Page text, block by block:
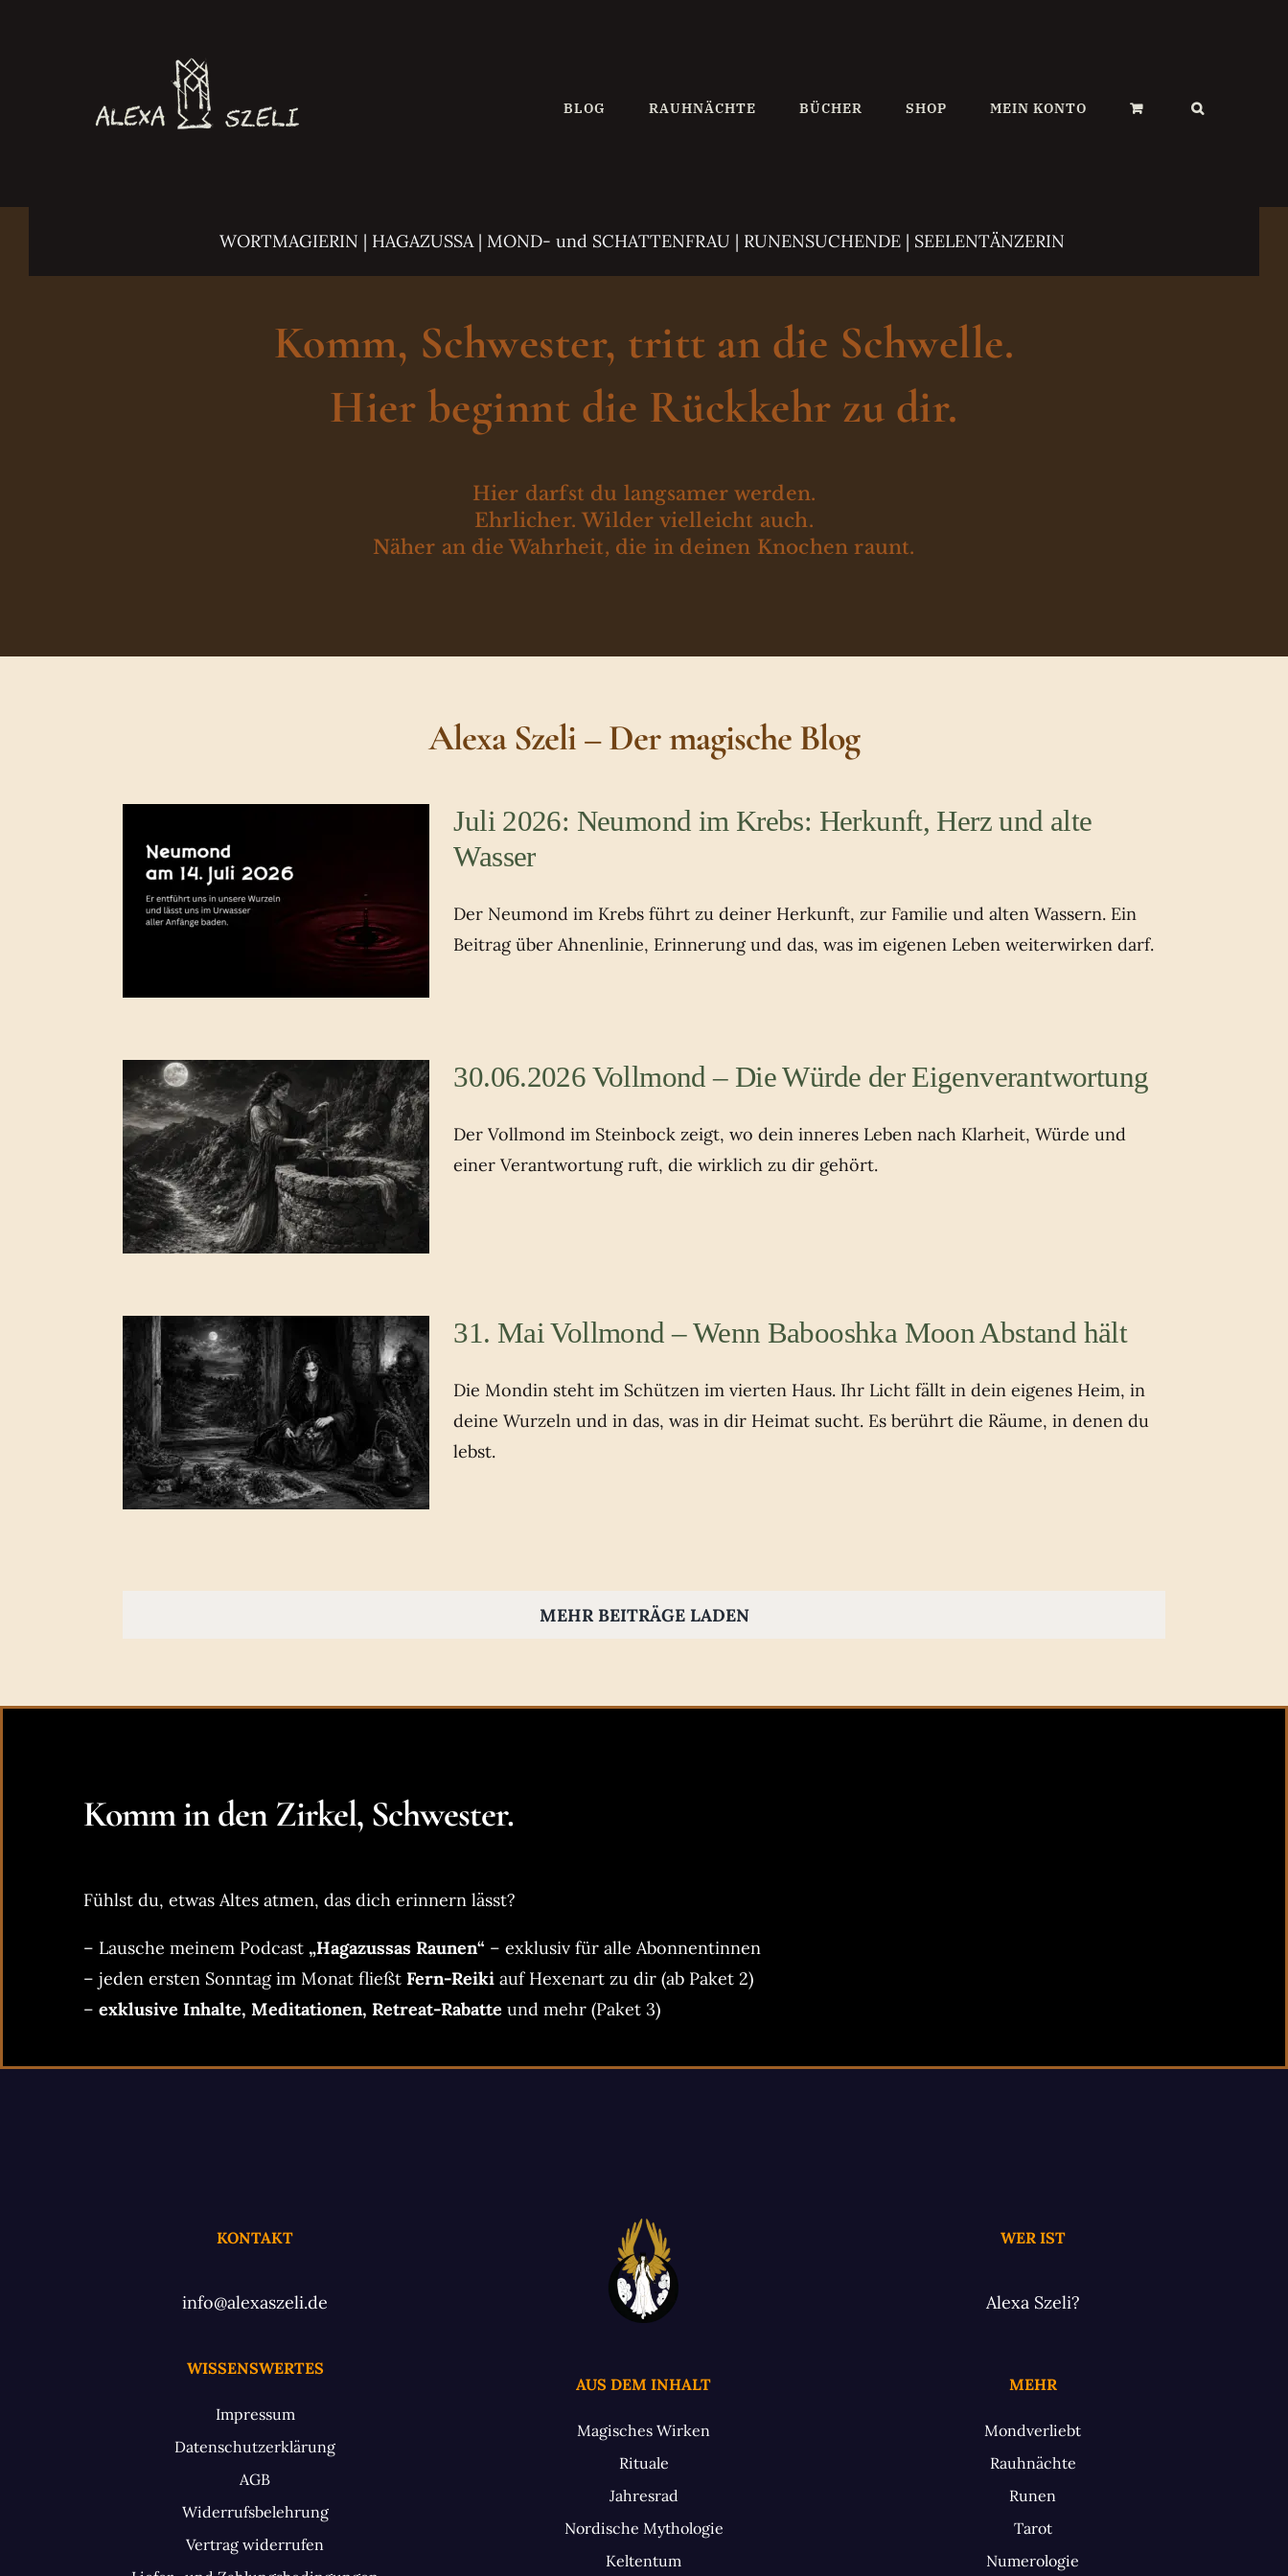
BLOG RAUHNÄCHTE BÜCHER SHOP MEIN KONTO
WORTMAGIERIN | HAGAZUSSA | MOND- und SCHATTENFRAU | RUNENSUCHENDE | SEELENTÄNZERIN
Komm, Schwester, tritt an die Schwelle.
Hier beginnt die Rückkehr zu dir.
Hier darfst du langsamer werden.
Ehrlicher. Wilder vielleicht auch.
Näher an die Wahrheit, die in deinen Knochen raunt.
Alexa Szeli – Der magische Blog
Juli 2026: Neumond im Krebs: Herkunft, Herz und alte
Wasser
Der Neumond im Krebs führt zu deiner Herkunft, zur Familie und alten Wassern. Ein
Beitrag über Ahnenlinie, Erinnerung und das, was im eigenen Leben weiterwirken darf.
30.06.2026 Vollmond – Die Würde der Eigenverantwortung
Der Vollmond im Steinbock zeigt, wo dein inneres Leben nach Klarheit, Würde und
einer Verantwortung ruft, die wirklich zu dir gehört.
31. Mai Vollmond – Wenn Babooshka Moon Abstand hält
Die Mondin steht im Schützen im vierten Haus. Ihr Licht fällt in dein eigenes Heim, in
deine Wurzeln und in das, was in dir Heimat sucht. Es berührt die Räume, in denen du
lebst.
MEHR BEITRÄGE LADEN
Komm in den Zirkel, Schwester.
Fühlst du, etwas Altes atmen, das dich erinnern lässt?
– Lausche meinem Podcast „Hagazussas Raunen“ – exklusiv für alle Abonnentinnen
– jeden ersten Sonntag im Monat fließt Fern-Reikiauf Hexenart zu dir (ab Paket 2)
– exklusive Inhalte, Meditationen, Retreat-Rabatte und mehr (Paket 3)
KONTAKT
info@alexaszeli.de
WER IST
Alexa Szeli?
WISSENSWERTES
Impressum
Datenschutzerklärung
AGB
Widerrufsbelehrung
Vertrag widerrufen
AUS DEM INHALT
Magisches Wirken
Rituale
Jahresrad
Nordische Mythologie
Keltentum
MEHR
Mondverliebt
Rauhnächte
Runen
Tarot
Numerologie